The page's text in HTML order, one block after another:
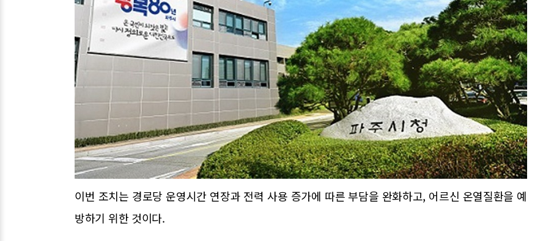
이번 조치는 경로당 운영시간 연장과 전력 사용 증가에 따른 부담을 완화하고, 어르신 온열질환을 예
방하기 위한 것이다.